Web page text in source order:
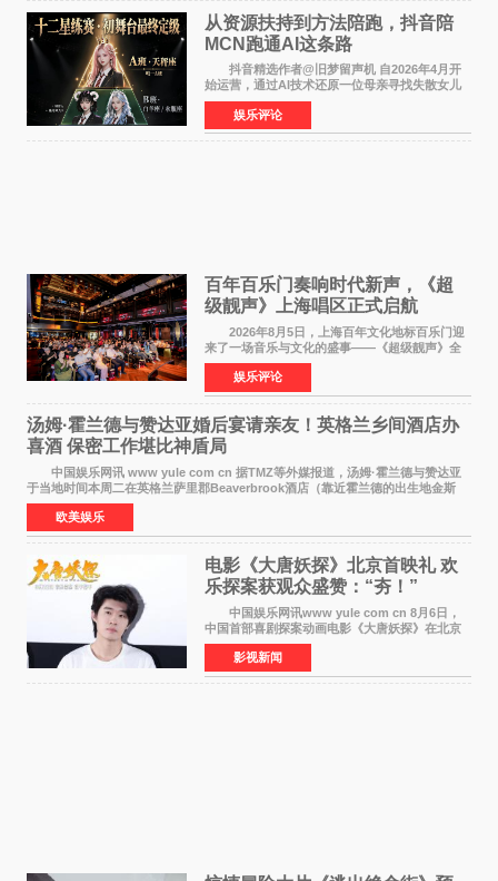
从资源扶持到方法陪跑，抖音陪
MCN跑通AI这条路
抖音精选作者@旧梦留声机 自2026年4月开
始运营，通过AI技术还原一位母亲寻找失散女儿
的故事，凭借强情感表达获得大量用户关注，发
布仅21小时便获得超1亿曝光、超1000万互动。
此后，账号持续沿
娱乐评论
百年百乐门奏响时代新声，《超
级靓声》上海唱区正式启航
2026年8月5日，上海百年文化地标百乐门迎
来了一场音乐与文化的盛事——《超级靓声》全
国励志音乐公益节目上海唱区新闻发布会暨启动
仪式在此隆重举行。各界领导、嘉宾与媒体朋友
齐聚一堂，共同
娱乐评论
汤姆·霍兰德与赞达亚婚后宴请亲友！英格兰乡间酒店办
喜酒 保密工作堪比神盾局
中国娱乐网讯 www yule com cn 据TMZ等外媒报道，汤姆·霍兰德与赞达亚
于当地时间本周二在英格兰萨里郡Beaverbrook酒店（靠近霍兰德的出生地金斯
顿）举办婚宴，邀请家人与朋友们喝喜酒，庆祝
欧美娱乐
电影《大唐妖探》北京首映礼 欢
乐探案获观众盛赞：“夯！”
中国娱乐网讯www yule com cn 8月6日，
中国首部喜剧探案动画电影《大唐妖探》在北京
举办电影首映礼。导演程腾、联合导演黄珉、总
制片人曹紫建、制片人李莹莹，配音导演张喆，
对白指导程寅，领
影视新闻